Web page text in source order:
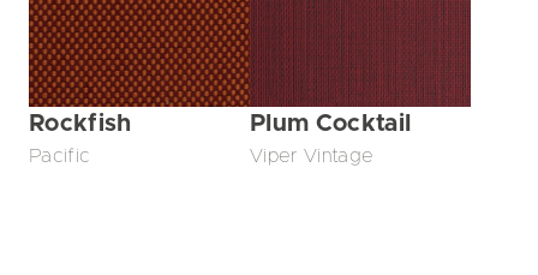
Rockfish
Pacific
Plum Cocktail
Viper Vintage